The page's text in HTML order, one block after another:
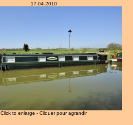
17-04-2010
Click to enlarge - Cliquer pour agrandir